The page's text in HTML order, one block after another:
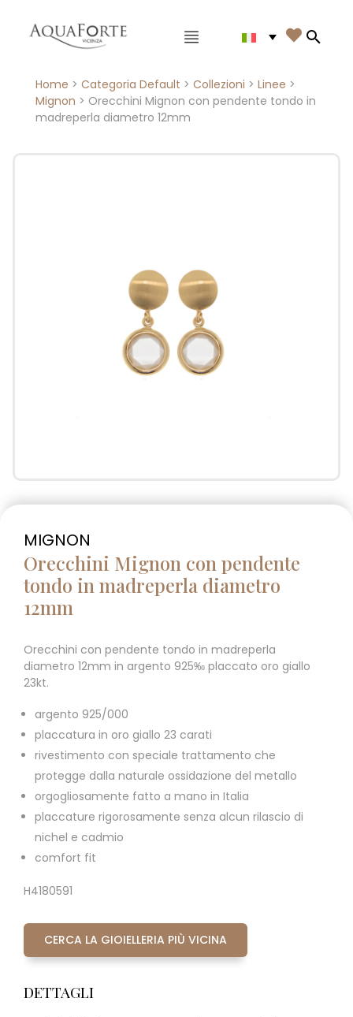
Menù principale 
Home > Categoria Default > Collezioni > Linee >
Mignon > Orecchini Mignon con pendente tondo in
madreperla diametro 12mm
MIGNON
Orecchini Mignon con pendente
tondo in madreperla diametro
12mm
Orecchini con pendente tondo in madreperla
diametro 12mm in argento 925‰ placcato oro giallo
23kt.
argento 925/000
placcatura in oro giallo 23 carati
rivestimento con speciale trattamento che
protegge dalla naturale ossidazione del metallo
orgogliosamente fatto a mano in Italia
placcature rigorosamente senza alcun rilascio di
nichel e cadmio
comfort fit
H4180591
CERCA LA GIOIELLERIA PIÙ VICINA
DETTAGLI